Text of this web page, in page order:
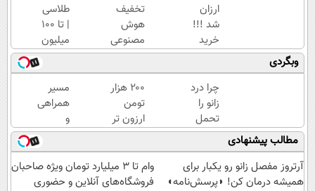
ارزان
شد !!!
خرید
اکانت
کلاد با
تخفیف
ویژه
تخفیف
هوش
مصنوعی
پرمیوم
میخوای
؟ثبت
نام کن
👇👇👇
طلاسی
| تا 100
میلیون
وام
آنی
خرید
طلا💰
ثبت
نام
کن!
وبگردی
چرا درد
زانو را
تحمل
می‌کنی؟
خیلی
ساده
درمنزل
۲۰۰ هزار
تومن
ارزون تر
بخر |
اکانت
هوش
مصنوعی
مسیر
همراهی
و
گزارش
عملکرد
گروه
اسنپ
مطالب پیشنهادی
آرتروز مفصل زانو رو یکبار برای
همیشه درمان کن! ◗پرسش‌نامه◖
وام تا ۳ میلیارد تومان ویژه صاحبان
فروشگاه‌های آنلاین و حضوری